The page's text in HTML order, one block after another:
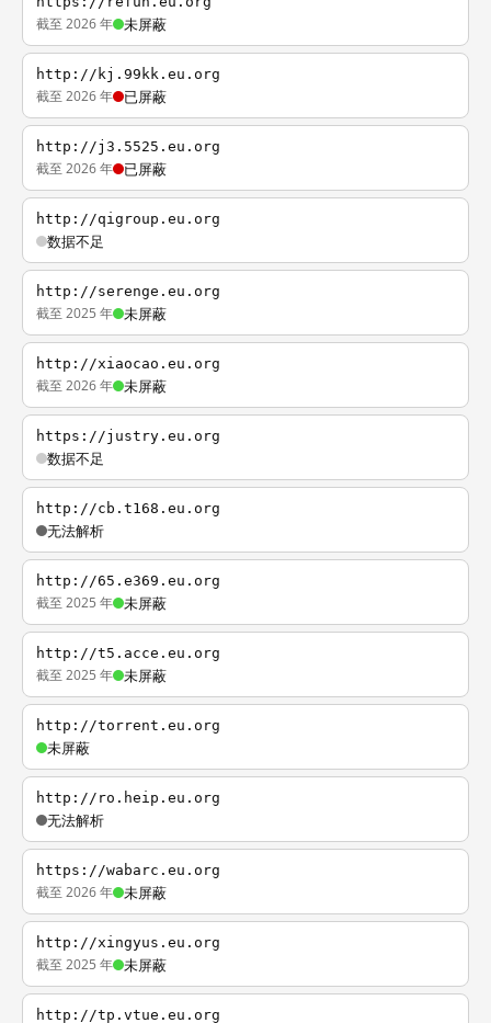
截至 2026 年 未屏蔽
http://kj.99kk.eu.org
截至 2026 年 已屏蔽
http://j3.5525.eu.org
截至 2026 年 已屏蔽
http://qigroup.eu.org
数据不足
http://serenge.eu.org
截至 2025 年 未屏蔽
http://xiaocao.eu.org
截至 2026 年 未屏蔽
https://justry.eu.org
数据不足
http://cb.t168.eu.org
无法解析
http://65.e369.eu.org
截至 2025 年 未屏蔽
http://t5.acce.eu.org
截至 2025 年 未屏蔽
http://torrent.eu.org
未屏蔽
http://ro.heip.eu.org
无法解析
https://wabarc.eu.org
截至 2026 年 未屏蔽
http://xingyus.eu.org
截至 2025 年 未屏蔽
http://tp.vtue.eu.org